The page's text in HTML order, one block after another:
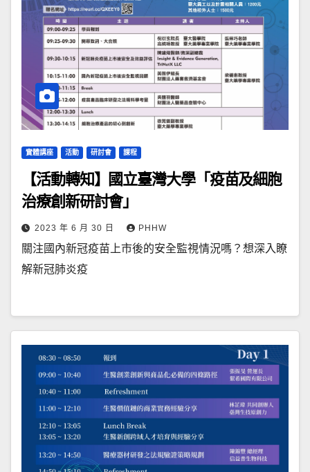
實體講座 活動 研討會 課程
【活動轉知】國立臺灣大學「疫苗及細胞
治療創新研討會」
2023 年 6 月 30 日 PHHW
關注國內新冠疫苗上市後的安全監視情況嗎？想深入瞭
解新冠肺炎疫